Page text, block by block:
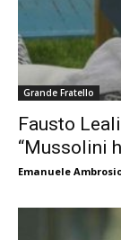
Grande Fratello
Fausto
“Mussolini
Emanuele